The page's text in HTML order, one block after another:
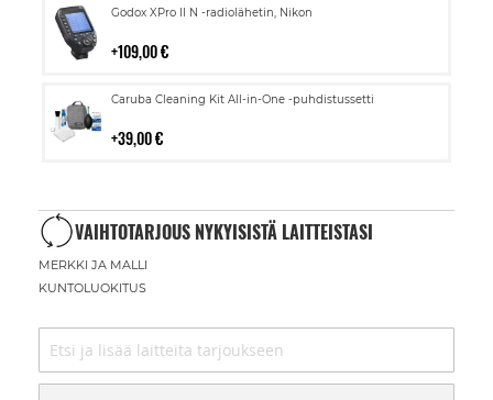
Godox XPro II N -radiolähetin, Nikon
109,00 €
Lisää
Caruba Cleaning Kit All-in-One -puhdistussetti
39,00 €
Lisää
VAIHTOTARJOUS NYKYISISTÄ LAITTEISTASI
MERKKI JA MALLI
KUNTOLUOKITUS